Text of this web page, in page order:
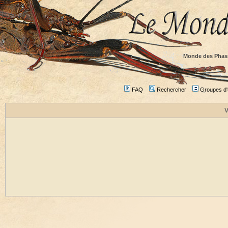
Monde des
FAQ Rechercher Groupes